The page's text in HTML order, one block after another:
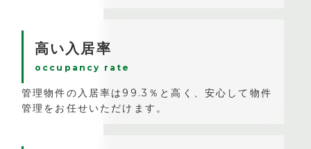
高い入居率
occupancy rate
管理物件の入居率は99.3％と高く、安心して物件
管理をお任せいただけます。